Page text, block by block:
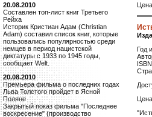
20.08.2010
Составлен топ-лист книг Третьего
Рейха
Историк Кристиан Адам (Christian
Adam) составил список книг, которые
пользовались популярностью среди
немцев в период нацистской
диктатуры с 1933 по 1945 годы,
сообщает Welt.
20.08.2010
Премьера фильма о последних годах
Льва Толстого пройдет в Ясной
Поляне
Закрытый показ фильма "Последнее
воскресение" (производство
Год